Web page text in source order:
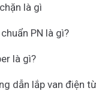
là gì
PN là gì?
là gì?
dẫn lắp van điện